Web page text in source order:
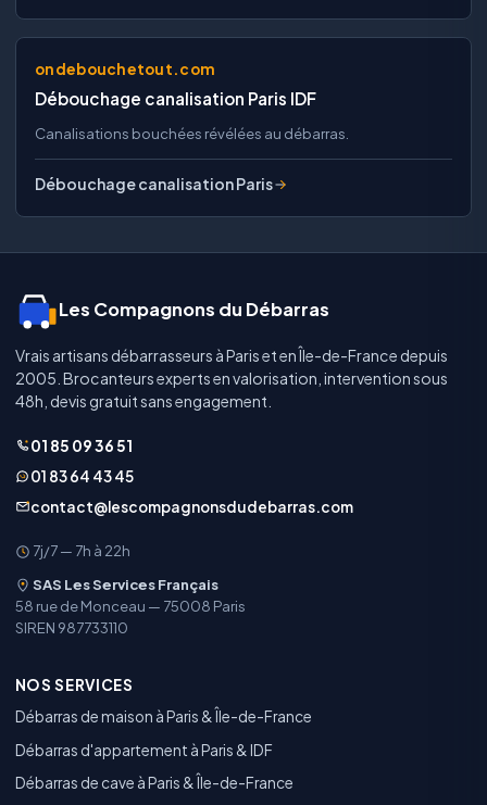
ondebouchetout.com
Débouchage canalisation Paris IDF
Canalisations bouchées révélées au débarras.
Débouchage canalisation Paris
Les Compagnons du Débarras
Vrais artisans débarrasseurs à Paris et en Île-de-France depuis
2005. Brocanteurs experts en valorisation, intervention sous
48h, devis gratuit sans engagement.
01 85 09 36 51
01 83 64 43 45
contact@lescompagnonsdudebarras.com
7j/7 — 7h à 22h
SAS Les Services Français
58 rue de Monceau — 75008 Paris
SIREN 987733110
NOS SERVICES
Débarras de maison à Paris & Île-de-France
Débarras d'appartement à Paris & IDF
Débarras de cave à Paris & Île-de-France